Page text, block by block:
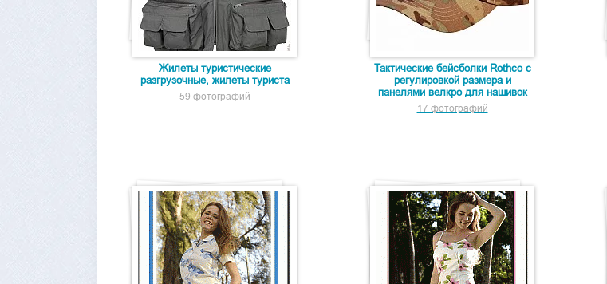
Жилеты туристические
разгрузочные, жилеты туриста
59 фотографий
Тактические бейсболки Rothco с
регулировкой размера и
панелями велкро для нашивок
17 фотографий